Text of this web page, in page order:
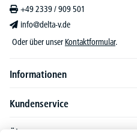
+49 2339 / 909 501
info@delta-v.de
Oder über unser Kontaktformular.
Informationen
Kundenservice